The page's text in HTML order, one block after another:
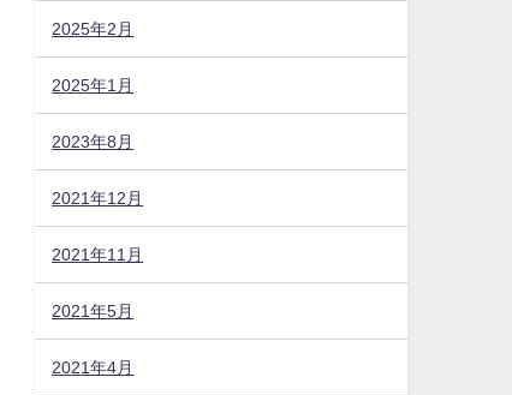
2025年2月
2025年1月
2023年8月
2021年12月
2021年11月
2021年5月
2021年4月